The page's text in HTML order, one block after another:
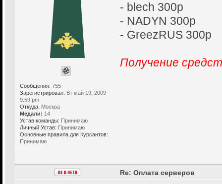
Сообщения: 755
Зарегистрирован: Вт май 19, 2009
9:59 pm
Откуда: Москва
Медали: 14
Устав команды: Принимаю
Личный Устав: Принимаю
Основные правила для Курсантов:
Принимаю
- blech 300р
- NADYN 300р
- GreezRUS 300р
Получение
Re: Оплата серверов